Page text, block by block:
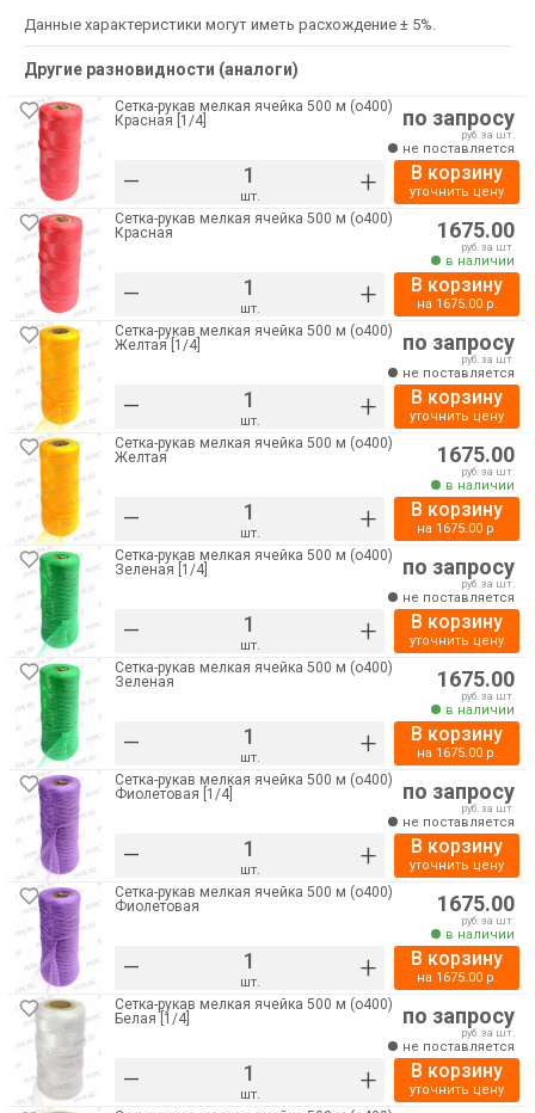
Данные характеристики могут иметь расхождение ± 5%.
Другие разновидности (аналоги)
Сетка-рукав мелкая ячейка 500 м (о400)
Красная [1/4]
– шт. +
по запросу
руб. за шт.
не поставляется
В корзину
уточнить цену
Сетка-рукав мелкая ячейка 500 м (о400)
Красная
– шт. +
1675.00
руб. за шт.
в наличии
В корзину
на 1675.00р.
Сетка-рукав мелкая ячейка 500 м (о400)
Желтая [1/4]
– шт. +
по запросу
руб. за шт.
не поставляется
В корзину
уточнить цену
Сетка-рукав мелкая ячейка 500 м (о400)
Желтая
– шт. +
1675.00
руб. за шт.
в наличии
В корзину
на 1675.00р.
Сетка-рукав мелкая ячейка 500 м (о400)
Зеленая [1/4]
– шт. +
по запросу
руб. за шт.
не поставляется
В корзину
уточнить цену
Сетка-рукав мелкая ячейка 500 м (о400)
Зеленая
– шт. +
1675.00
руб. за шт.
в наличии
В корзину
на 1675.00р.
Сетка-рукав мелкая ячейка 500 м (о400)
Фиолетовая [1/4]
– шт. +
по запросу
руб. за шт.
не поставляется
В корзину
уточнить цену
Сетка-рукав мелкая ячейка 500 м (о400)
Фиолетовая
– шт. +
1675.00
руб. за шт.
в наличии
В корзину
на 1675.00р.
Сетка-рукав мелкая ячейка 500 м (о400)
Белая [1/4]
– шт. +
по запросу
руб. за шт.
не поставляется
В корзину
уточнить цену